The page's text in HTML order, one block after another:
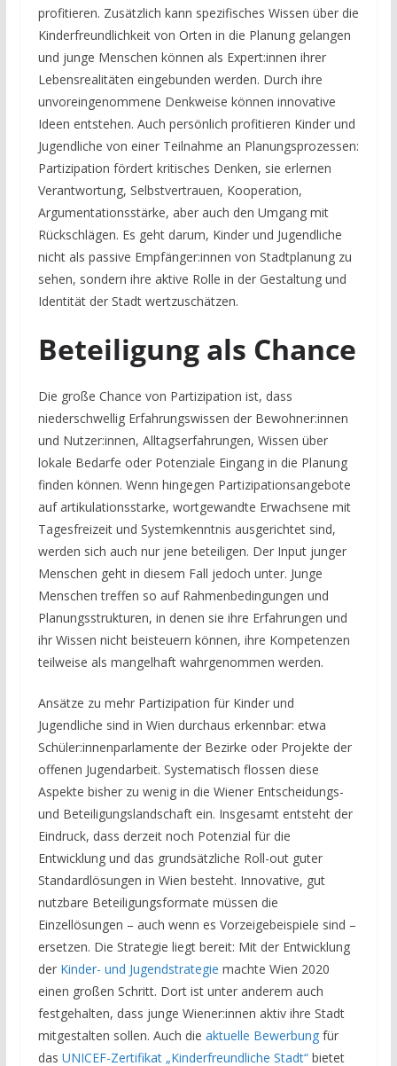
profitieren. Zusätzlich kann spezifisches Wissen über die
Kinderfreundlichkeit von Orten in die Planung gelangen
und junge Menschen können als Expert:innen ihrer
Lebensrealitäten eingebunden werden. Durch ihre
unvoreingenommene Denkweise können innovative
Ideen entstehen. Auch persönlich profitieren Kinder und
Jugendliche von einer Teilnahme an Planungsprozessen:
Partizipation fördert kritisches Denken, sie erlernen
Verantwortung, Selbstvertrauen, Kooperation,
Argumentationsstärke, aber auch den Umgang mit
Rückschlägen. Es geht darum, Kinder und Jugendliche
nicht als passive Empfänger:innen von Stadtplanung zu
sehen, sondern ihre aktive Rolle in der Gestaltung und
Identität der Stadt wertzuschätzen.
Beteiligung als Chance
Die große Chance von Partizipation ist, dass
niederschwellig Erfahrungswissen der Bewohner:innen
und Nutzer:innen, Alltagserfahrungen, Wissen über
lokale Bedarfe oder Potenziale Eingang in die Planung
finden können. Wenn hingegen Partizipationsangebote
auf artikulationsstarke, wortgewandte Erwachsene mit
Tagesfreizeit und Systemkenntnis ausgerichtet sind,
werden sich auch nur jene beteiligen. Der Input junger
Menschen geht in diesem Fall jedoch unter. Junge
Menschen treffen so auf Rahmenbedingungen und
Planungsstrukturen, in denen sie ihre Erfahrungen und
ihr Wissen nicht beisteuern können, ihre Kompetenzen
teilweise als mangelhaft wahrgenommen werden.
Ansätze zu mehr Partizipation für Kinder und
Jugendliche sind in Wien durchaus erkennbar: etwa
Schüler:innenparlamente der Bezirke oder Projekte der
offenen Jugendarbeit. Systematisch flossen diese
Aspekte bisher zu wenig in die Wiener Entscheidungs-
und Beteiligungslandschaft ein. Insgesamt entsteht der
Eindruck, dass derzeit noch Potenzial für die
Entwicklung und das grundsätzliche Roll-out guter
Standardlösungen in Wien besteht. Innovative, gut
nutzbare Beteiligungsformate müssen die
Einzellösungen – auch wenn es Vorzeigebeispiele sind –
ersetzen. Die Strategie liegt bereit: Mit der Entwicklung
der Kinder- und Jugendstrategie machte Wien 2020
einen großen Schritt. Dort ist unter anderem auch
festgehalten, dass junge Wiener:innen aktiv ihre Stadt
mitgestalten sollen. Auch die aktuelle Bewerbungfür
das UNICEF-Zertifikat „Kinderfreundliche Stadt“bietet